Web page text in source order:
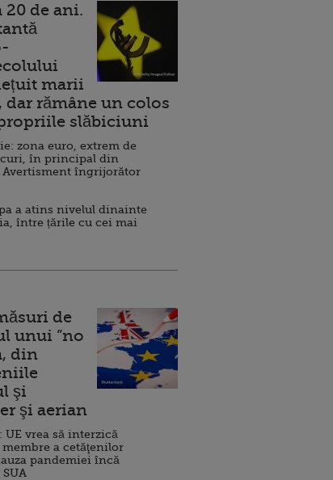
20 de ani.
marii
rămâne un colos
slăbiciuni
zona euro, extrem de
în principal din
Avertisment îngrijorător
a atins nivelul dinainte
între țările cu cei mai
de
unui ”no
din
şi
şi aerian
UE vrea să interzică
a cetăţenilor
pandemiei încă